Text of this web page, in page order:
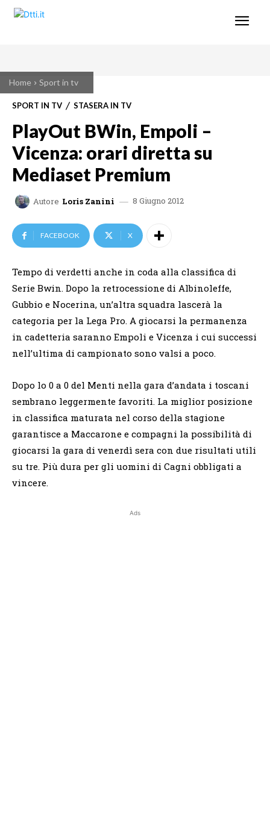
Home Sport in tv
SPORT IN TV STASERA IN TV
PlayOut BWin, Empoli –
Vicenza: orari diretta su
Mediaset Premium
Autore Loris Zanini 8 Giugno 2012
FACEBOOK X
Tempo di verdetti anche in coda alla classifica di
Serie Bwin. Dopo la retrocessione di Albinoleffe,
Gubbio e Nocerina, un’altra squadra lascerà la
categoria per la Lega Pro. A giocarsi la permanenza
in cadetteria saranno Empoli e Vicenza i cui successi
nell’ultima di campionato sono valsi a poco.
Dopo lo 0 a 0 del Menti nella gara d’andata i toscani
sembrano leggermente favoriti. La miglior posizione
in classifica maturata nel corso della stagione
garantisce a Maccarone e compagni la possibilità di
giocarsi la gara di venerdì sera con due risultati utili
su tre. Più dura per gli uomini di Cagni obbligati a
vincere.
Ads